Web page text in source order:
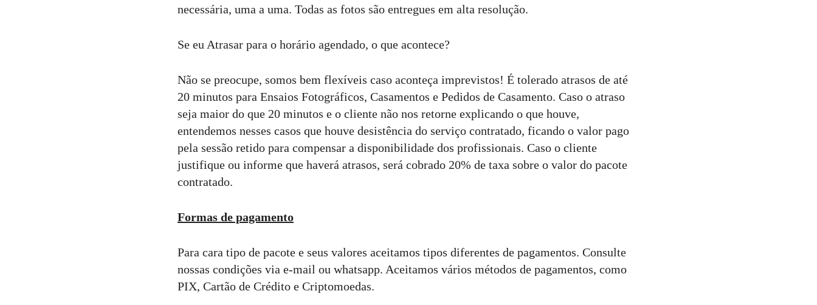
necessária, uma a uma. Todas as fotos são entregues em alta resolução.
Se eu Atrasar para o horário agendado, o que acontece?
Não se preocupe, somos bem flexíveis caso aconteça imprevistos! É tolerado atrasos de até
20 minutos para Ensaios Fotográficos, Casamentos e Pedidos de Casamento. Caso o atraso
seja maior do que 20 minutos e o cliente não nos retorne explicando o que houve,
entendemos nesses casos que houve desistência do serviço contratado, ficando o valor pago
pela sessão retido para compensar a disponibilidade dos profissionais. Caso o cliente
justifique ou informe que haverá atrasos, será cobrado 20% de taxa sobre o valor do pacote
contratado.
Formas de pagamento
Para cara tipo de pacote e seus valores aceitamos tipos diferentes de pagamentos. Consulte
nossas condições via e-mail ou whatsapp. Aceitamos vários métodos de pagamentos, como
PIX, Cartão de Crédito e Criptomoedas.